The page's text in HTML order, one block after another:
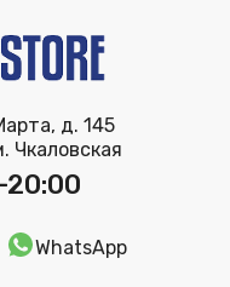
д. 145
Чкаловская
WhatsApp